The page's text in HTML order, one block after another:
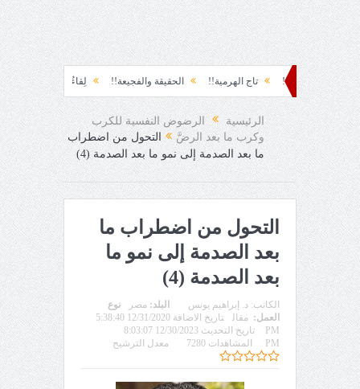
تاج الهرمية!! الحقيقة والفجيعة!! لِقاءُ في المَطَرِ! أين القيادة!!
الرئيسية
الرضوض النفسية للكرب
وكرب ما بعد الرضَّ
التحول من اضطراب
ما بعد الصدمة إلى نمو ما بعد الصدمة (4)
التحول من اضطراب ما
بعد الصدمة إلى نمو ما
بعد الصدمة (4)
الكاتب: د. إبراهيم يونس البلد: مصر
نوع
العمل: مقال
تاريخ الاضافة 12/31/2020 5:38:40
PM
تاريخ التحديث 12/30/2023 8:03:07
PM
المشاهدات 7280 معدل الترشيح